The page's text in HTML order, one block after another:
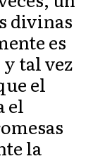
divinas
es
tal vez
el
el
la